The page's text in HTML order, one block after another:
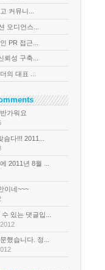
커뮤니...
오디언스...
PR 접근...
뢰성 구축...
의 대표 ...
가워요
다!!! 2011...
2011년 8월 ...
이네~~~
있는 댓글입...
했습니다. 정...